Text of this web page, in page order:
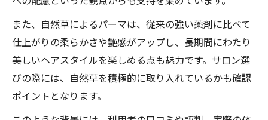
また、自然草によるパーマは、従来の強い薬剤に比べて
仕上がりの柔らかさや艶感がアップし、長期間にわたり
美しいヘアスタイルを楽しめる点も魅力です。サロン選
びの際には、自然草を積極的に取り入れているかも確認
ポイントとなります。